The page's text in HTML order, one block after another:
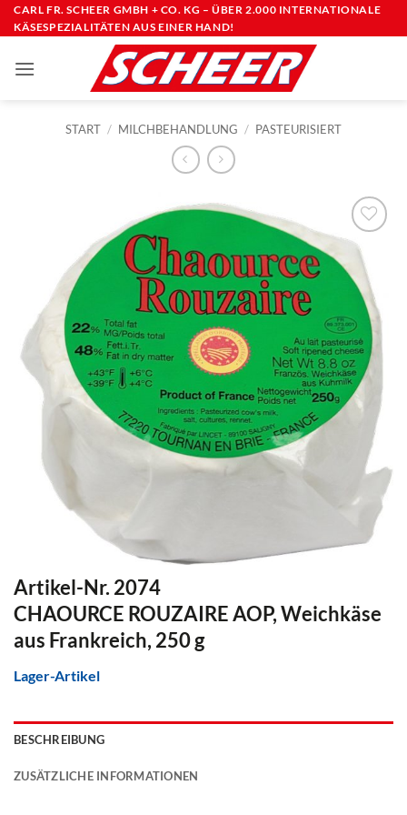
Zum
Inhalt
CARL FR. SCHEER GMBH + CO. KG – ÜBER 2.000 INTERNATIONALE
KÄSESPEZIALITÄTEN AUS EINER HAND!
START / MILCHBEHANDLUNG / PASTEURISIERT
Artikel-Nr. 2074
CHAOURCE ROUZAIRE AOP, Weichkäse
aus Frankreich, 250 g
Lager-Artikel
BESCHREIBUNG
ZUSÄTZLICHE INFORMATIONEN